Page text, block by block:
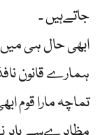
جاتےہیں ۔
ابھی حال ہی
ہمارے قانون
تماچہ مارا قوم